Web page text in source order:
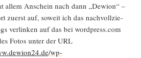
allem Anschein nach dann „Dewi­on“ –
zuerst auf, soweit ich das nach­voll­zie­
ver­lin­ken auf das bei wordpress.com
Fotos unter der URL
/wp-